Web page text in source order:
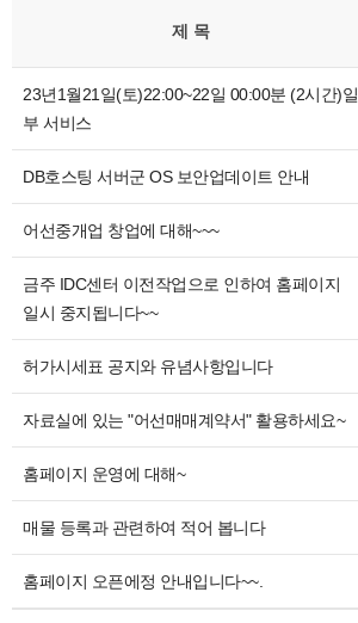
제 목
23년1월21일(토)22:00~22일 00:00분 (2시간)일
부 서비스
DB호스팅 서버군 OS 보안업데이트 안내
어선중개업 창업에 대해~~~
금주 IDC센터 이전작업으로 인하여 홈페이지
일시 중지됩니다~~
허가시세표 공지와 유념사항입니다
자료실에 있는 "어선매매계약서" 활용하세요~
홈페이지 운영에 대해~
매물 등록과 관련하여 적어 봅니다
홈페이지 오픈에정 안내입니다~~.